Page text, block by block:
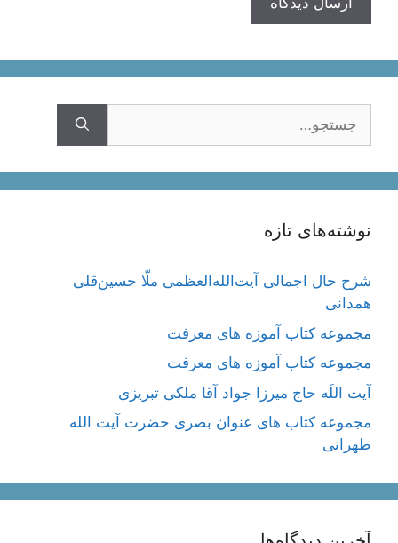
نوشته‌های تازه
شرح حال اجمالی آیت‌الله‌العظمی ملّا حسین‌قلی
همدانی
مجموعه کتاب آموزه های معرفت
مجموعه کتاب آموزه های معرفت
آیت اللَه حاج میرزا جواد آقا ملکی تبریزی
مجموعه کتاب های عنوان بصری حضرت آیت الله
طهرانی